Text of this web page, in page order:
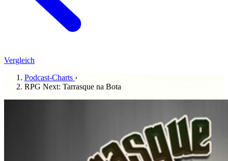
Vergleich
Podcast-Charts ›
RPG Next: Tarrasque na Bota